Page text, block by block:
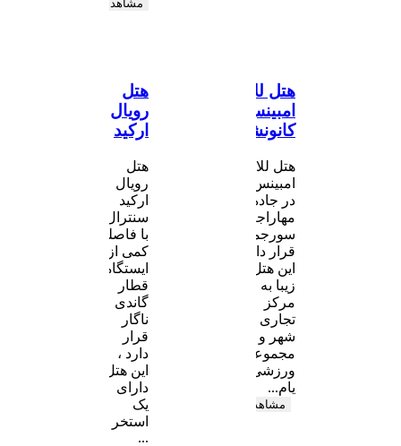
مشاهده
هتل للا
امبینس
کانونشن
هتل للا
امبینس
در جاده
مهاراجه
سورجمال
قرار دارد.
این هتل
زیبا به
مرکز
تجاری
شهر و
مجموعه
ورزشی
یام...
مشاهده
هتل
رویال
ارکید
هتل
رویال
ارکید
سنترال
با فاصله
کمی از
ایستگاه
قطار
گاندی
ناگار
قرار
دارد ،
این هتل
دارای
یک
استخر
...